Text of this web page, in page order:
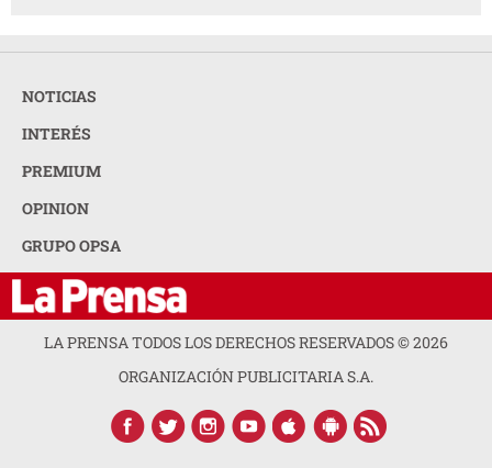
NOTICIAS
INTERÉS
PREMIUM
OPINION
GRUPO OPSA
LA PRENSA TODOS LOS DERECHOS RESERVADOS ©2026
ORGANIZACIÓN PUBLICITARIA S.A.